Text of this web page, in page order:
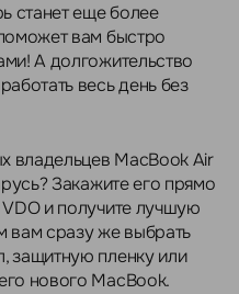
станет еще более
вам быстро
А долгожительство
весь день без
владельцев MacBook Air
Закажите его прямо
и получите лучшую
вам сразу же выбрать
защитную пленку или
нового MacBook.